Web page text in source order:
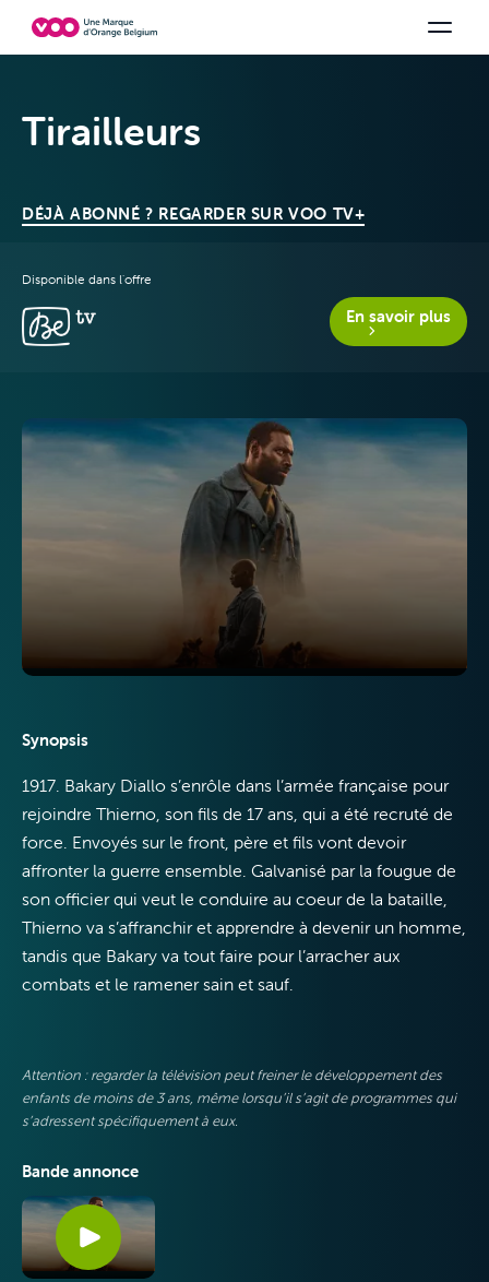
Télévision
Internet
Mobile
VOO & Orange
Tirailleurs
DÉJÀ ABONNÉ ? REGARDER SUR VOO TV+
Disponible dans l'offre
En savoir plus
Synopsis
1917. Bakary Diallo s’enrôle dans l’armée française pour
rejoindre Thierno, son fils de 17 ans, qui a été recruté de
force. Envoyés sur le front, père et fils vont devoir
affronter la guerre ensemble. Galvanisé par la fougue de
son officier qui veut le conduire au coeur de la bataille,
Thierno va s’affranchir et apprendre à devenir un homme,
tandis que Bakary va tout faire pour l’arracher aux
combats et le ramener sain et sauf.
Attention : regarder la télévision peut freiner le développement des
enfants de moins de 3 ans, même lorsqu’il s’agit de programmes qui
s’adressent spécifiquement à eux.
Bande annonce